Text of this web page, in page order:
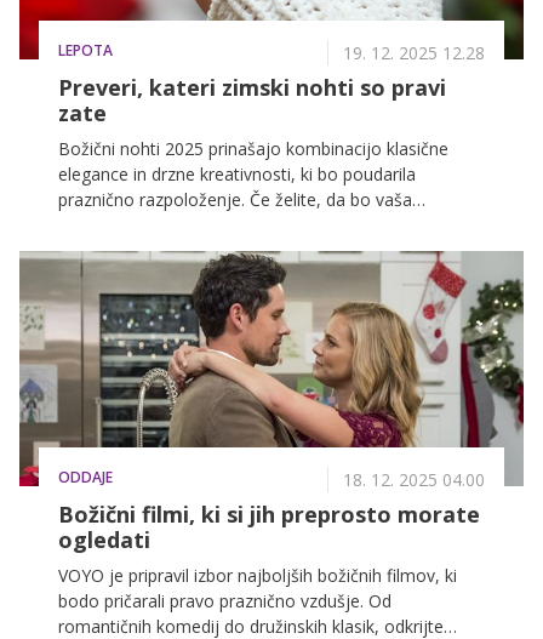
LEPOTA 19. 12. 2025 12.28
Preveri, kateri zimski nohti so pravi
zate
Božični nohti 2025 prinašajo kombinacijo klasične
elegance in drzne kreativnosti, ki bo poudarila
praznično razpoloženje. Če želite, da bo vaša
prijatelji, v nadaljevanju predstavljamo trende, ki jih ne
smete spregledati. Za vas pa smo pripravili tudi kviz, ki
razkriva, kateri trend je prava izbira za vas!
ODDAJE 18. 12. 2025 04.00
Božični filmi, ki si jih preprosto morate
ogledati
VOYO je pripravil izbor najboljših božičnih filmov, ki
bodo pričarali pravo praznično vzdušje. Od
romantičnih komedij do družinskih klasik, odkrijte